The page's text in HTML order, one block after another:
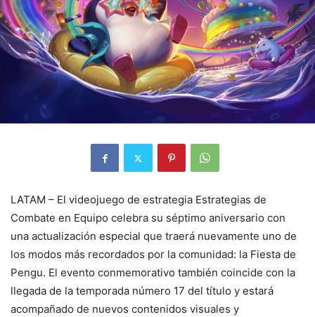
LATAM – El videojuego de estrategia Estrategias de
Combate en Equipo celebra su séptimo aniversario con
una actualización especial que traerá nuevamente uno de
los modos más recordados por la comunidad: la Fiesta de
Pengu. El evento conmemorativo también coincide con la
llegada de la temporada número 17 del título y estará
acompañado de nuevos contenidos visuales y